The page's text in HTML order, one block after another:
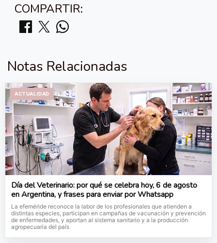
COMPARTIR:
Notas Relacionadas
ACTUALIDAD
Día del Veterinario: por qué se celebra hoy, 6 de agosto
en Argentina, y frases para enviar por Whatsapp
La efeméride reconoce la labor de los profesionales que atienden a
distintas especies, participan en campañas de vacunación y prevención
de enfermedades, y aportan al sistema sanitario y a la producción
agropecuaria del país